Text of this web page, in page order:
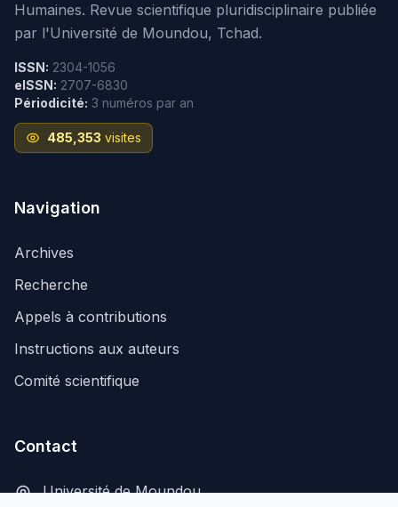
Humaines. Revue scientifique pluridisciplinaire publiée
par l'Université de Moundou, Tchad.
ISSN: 2304-1056
eISSN: 2707-6830
Périodicité: 3 numéros par an
485,353 visites
Navigation
Archives
Recherche
Appels à contributions
Instructions aux auteurs
Comité scientifique
Contact
Université de Moundou